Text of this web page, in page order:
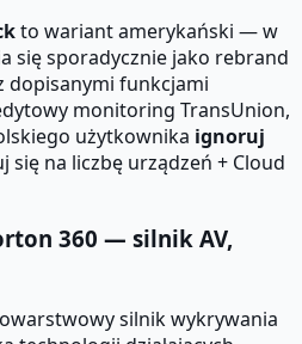
to wariant amerykański — w
się sporadycznie jako rebrand
dopisanymi funkcjami
monitoring TransUnion,
użytkownika ignoruj
się na liczbę urządzeń + Cloud
360 — silnik AV,
silnik wykrywania